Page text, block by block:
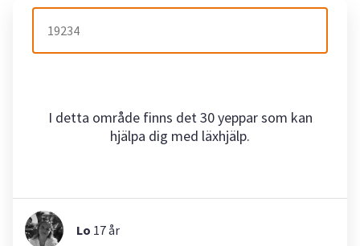
I detta område finns det 30 yeppar som kan
hjälpa dig med läxhjälp.
Lo 17år